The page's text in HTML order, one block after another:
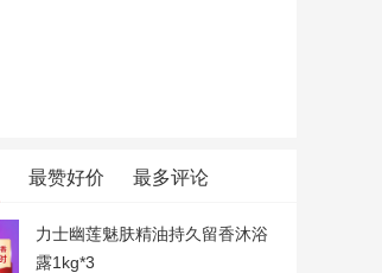
最赞好价 最多评论
力士幽莲魅肤精油持久留香沐浴
露1kg*3